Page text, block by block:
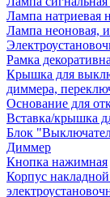
Лампа натриевая
Лампа неоновая,
Рамка
Крышка для
диммера,
Основание для
Вставка/крышка
Блок
Диммер
Кнопка нажимная
Корпус